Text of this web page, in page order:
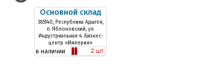
Основной склад
385140, Республика Адыгея,
п. Яблоновский, ул.
Индустриальная 4. Бизнес-
центр «Империя»
в наличии